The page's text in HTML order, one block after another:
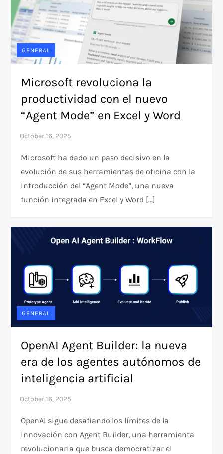
GENERAL
Microsoft revoluciona la
productividad con el nuevo
“Agent Mode” en Excel y Word
Microsoft ha dado un paso decisivo en la
evolución de sus herramientas de oficina con la
introducción del “Agent Mode”, una nueva
función integrada en Excel y Word […]
GENERAL
OpenAI Agent Builder: la nueva
era de los agentes autónomos de
inteligencia artificial
OpenAI sigue desafiando los límites de la
innovación con Agent Builder, una herramienta
revolucionaria que busca democratizar el